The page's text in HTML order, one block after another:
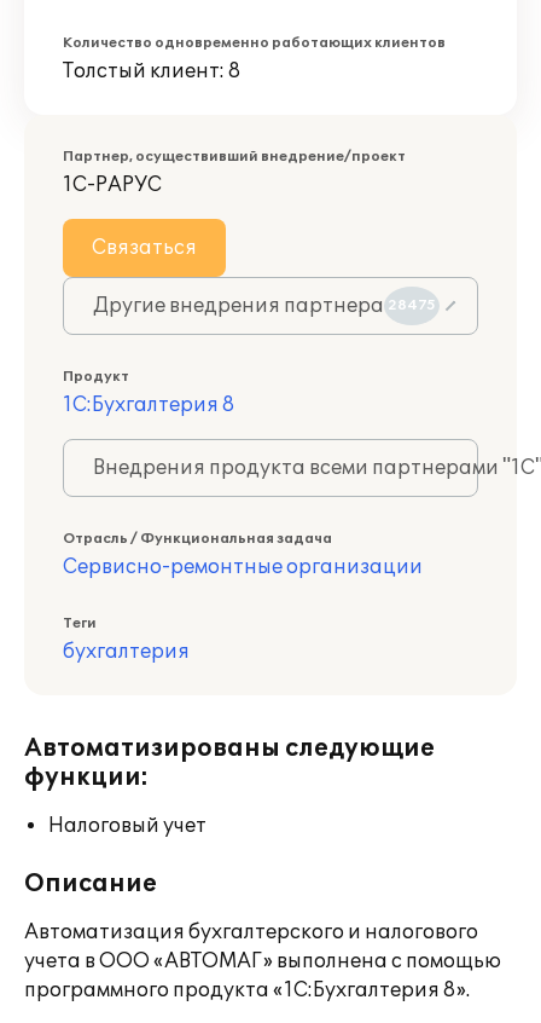
Количество одновременно работающих клиентов
Толстый клиент: 8
Партнер, осуществивший внедрение/проект
1С-РАРУС
Связаться
Другие внедрения партнера 28475
Продукт
1С:Бухгалтерия 8
Внедрения продукта всеми партнерами
Отрасль / Функциональная задача
Сервисно-ремонтные организации
Теги
бухгалтерия
Автоматизированы следующие
функции:
Налоговый учет
Описание
Автоматизация бухгалтерского и налогового
учета в ООО «АВТОМАГ» выполнена с помощью
программного продукта «1С:Бухгалтерия 8».